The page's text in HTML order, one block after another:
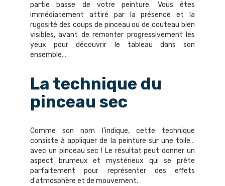
partie basse de votre peinture. Vous êtes
immédiatement attiré par la présence et la
rugosité des coups de pinceau ou de couteau bien
visibles, avant de remonter progressivement les
yeux pour découvrir le tableau dans son
ensemble…
La technique du
pinceau sec
Comme son nom l’indique, cette technique
consiste à appliquer de la peinture sur une toile…
avec un pinceau sec ! Le résultat peut donner un
aspect brumeux et mystérieux qui se prête
parfaitement pour représenter des effets
d'atmosphère et de mouvement.